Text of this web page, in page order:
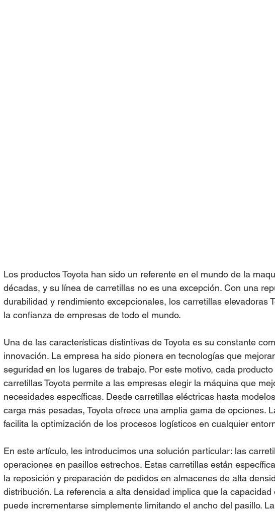
Los productos Toyota han sido un referente en el mundo de la
décadas, y su línea de carretillas no es una excepción. Con una
durabilidad y rendimiento excepcionales, los carretillas elevadoras
la confianza de empresas de todo el mundo.
Una de las características distintivas de Toyota es su constante
innovación. La empresa ha sido pionera en tecnologías que
seguridad en los lugares de trabajo. Por este motivo, cada
carretillas Toyota permite a las empresas elegir la máquina que
necesidades específicas. Desde carretillas eléctricas hasta
carga más pesadas, Toyota ofrece una amplia gama de opciones.
facilita la optimización de los procesos logísticos en cualquier
En este artículo, les introducimos una solución particular: las
operaciones en pasillos estrechos. Estas carretillas están
la reposición y preparación de pedidos en almacenes de alta
distribución. La referencia a alta densidad implica que la
puede incrementarse simplemente limitando el ancho del pasillo.